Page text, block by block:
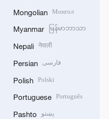
Mongolian Монгол
Myanmar မြန်မာဘာသာ
Nepali नेपाली
Persian فارسی
Polish Polski
Portuguese Português
Pashto پښتو